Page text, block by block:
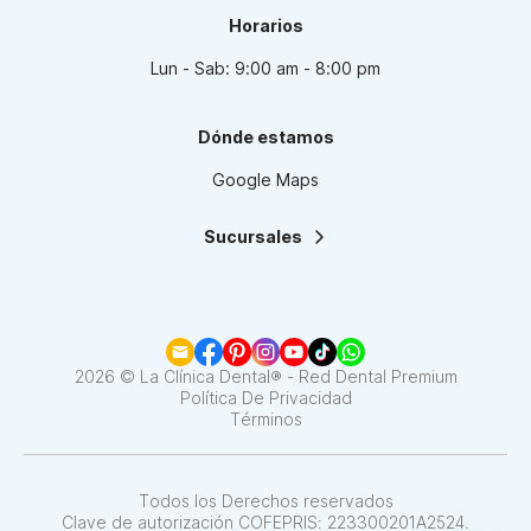
Horarios
Lun - Sab: 9:00 am - 8:00 pm
Dónde estamos
Google Maps
Sucursales
La Clínica Dental | Narvarte
La Clínica Dental | Santa Fe
La Clínica Dental | Coapa
La Clínica Dental | Satélite
La Clínica Dental | Interlomas
2026 © La Clínica Dental® - Red Dental Premium
Política De Privacidad
Términos
Todos los Derechos reservados
Clave de autorización COFEPRIS: 223300201A2524.